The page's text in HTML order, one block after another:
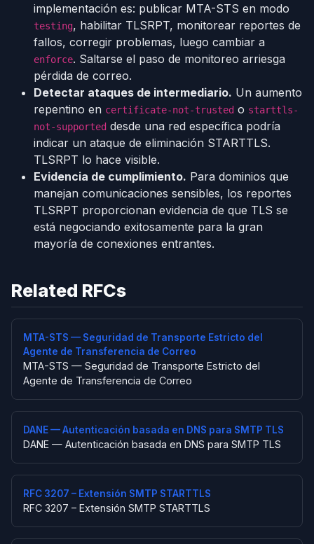
implementación es: publicar MTA-STS en modo
testing, habilitar TLSRPT, monitorear reportes de
fallos, corregir problemas, luego cambiar a
enforce. Saltarse el paso de monitoreo arriesga
pérdida de correo.
Detectar ataques de intermediario. Un aumento
repentino en certificate-not-trusted o starttls-
not-supported desde una red específica podría
indicar un ataque de eliminación STARTTLS.
TLSRPT lo hace visible.
Evidencia de cumplimiento. Para dominios que
manejan comunicaciones sensibles, los reportes
TLSRPT proporcionan evidencia de que TLS se
está negociando exitosamente para la gran
mayoría de conexiones entrantes.
Related RFCs
MTA-STS — Seguridad de Transporte Estricto del
Agente de Transferencia de Correo
MTA-STS — Seguridad de Transporte Estricto del
Agente de Transferencia de Correo
DANE — Autenticación basada en DNS para SMTP TLS
DANE — Autenticación basada en DNS para SMTP TLS
RFC 3207 – Extensión SMTP STARTTLS
RFC 3207 – Extensión SMTP STARTTLS